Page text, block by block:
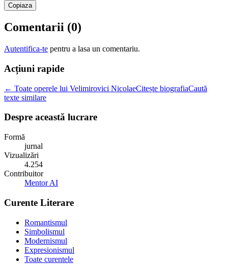
Copiaza
Comentarii (0)
Autentifica-te pentru a lasa un comentariu.
Acțiuni rapide
← Toate operele lui Velimirovici NicolaeCitește biografiaCaută
texte similare
Despre această lucrare
Formă
jurnal
Vizualizări
4.254
Contribuitor
Mentor AI
Curente Literare
Romantismul
Simbolismul
Modernismul
Expresionismul
Toate curentele